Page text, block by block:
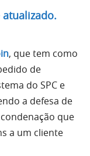
atualizado.
, que tem como
de
do SPC e
a defesa de
que
a um cliente